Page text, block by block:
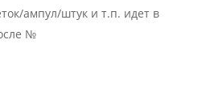
ампул/штук и т.п. идет в
№